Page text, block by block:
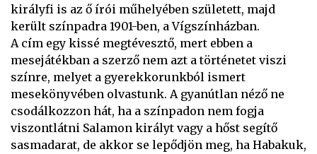
királyfi is az ő írói műhelyében született, majd
került színpadra 1901-ben, a Vígszínházban.
A cím egy kissé megtévesztő, mert ebben a
mesejátékban a szerző nem azt a történetet viszi
színre, melyet a gyerekkorunkból ismert
mesekönyvében olvastunk. A gyanútlan néző ne
csodálkozzon hát, ha a színpadon nem fogja
viszontlátni Salamon királyt vagy a hőst segítő
sasmadarat, de akkor se lepődjön meg, ha Habakuk,